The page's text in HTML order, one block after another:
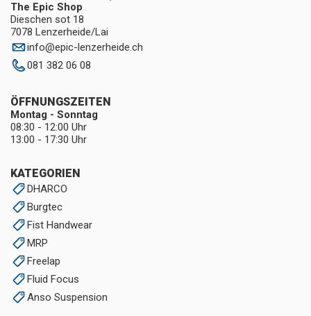
The Epic Shop
Dieschen sot 18
7078 Lenzerheide/Lai
info@epic-lenzerheide.ch
081 382 06 08
KATEGORIEN
DHARCO
Burgtec
Fist Handwear
MRP
Freelap
Fluid Focus
Anso Suspension
ÖFFNUNGSZEITEN
Montag - Sonntag
08:30 - 12:00 Uhr
13:00 - 17:30 Uhr